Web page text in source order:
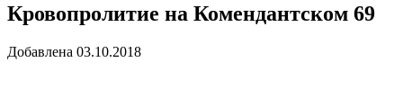
Кровопролитие на Комендантском 69
Добавлена 03.10.2018